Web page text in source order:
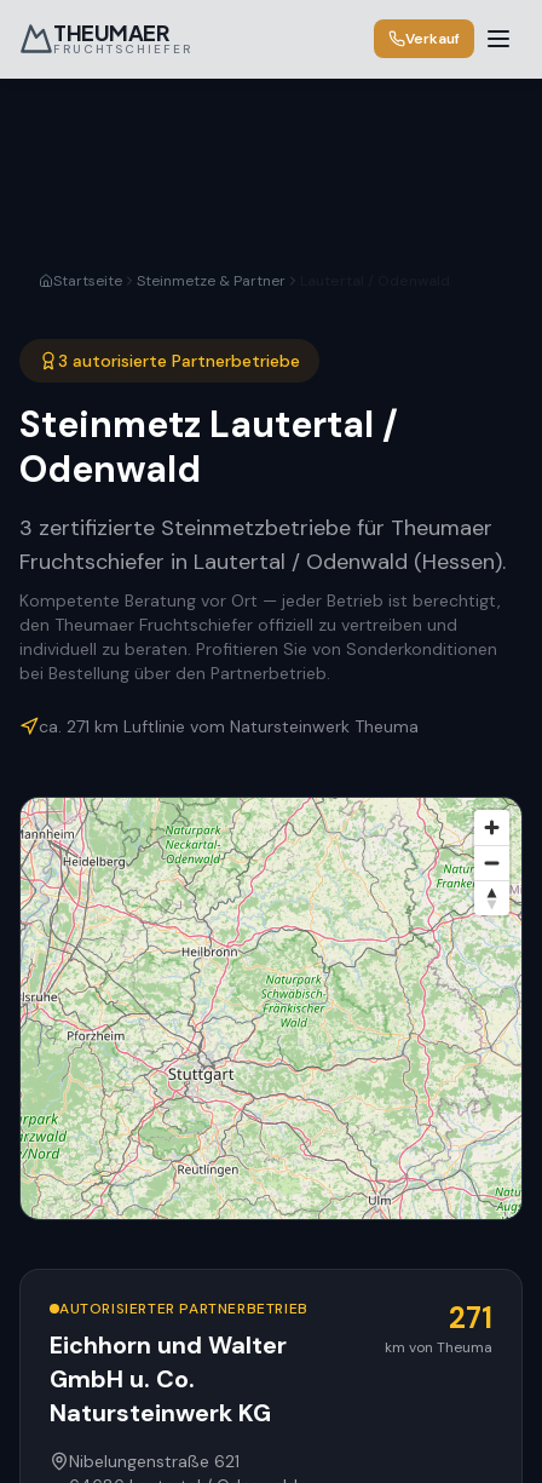
THEUMAER
FRUCHTSCHIEFER
Verkauf
Startseite Steinmetze & Partner
3 autorisierte Partnerbetriebe
Steinmetz Lautertal /
Odenwald
3 zertifizierte Steinmetzbetriebe für Theumaer
Fruchtschiefer in Lautertal / Odenwald (Hessen).
Kompetente Beratung vor Ort — jeder Betrieb ist berechtigt,
den Theumaer Fruchtschiefer offiziell zu vertreiben und
individuell zu beraten. Profitieren Sie von Sonderkonditionen
bei Bestellung über den Partnerbetrieb.
ca. 271 km Luftlinie vom Natursteinwerk Theuma
AUTORISIERTER PARTNERBETRIEB
Eichhorn und Walter
GmbH u. Co.
Natursteinwerk KG
271
km von Theuma
Nibelungenstraße 621